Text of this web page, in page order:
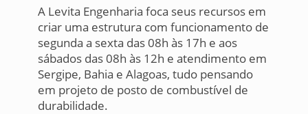
A Levita Engenharia foca seus recursos em
criar uma estrutura com funcionamento de
segunda a sexta das 08h às 17h e aos
sábados das 08h às 12h e atendimento em
Sergipe, Bahia e Alagoas, tudo pensando
em projeto de posto de combustível de
durabilidade.